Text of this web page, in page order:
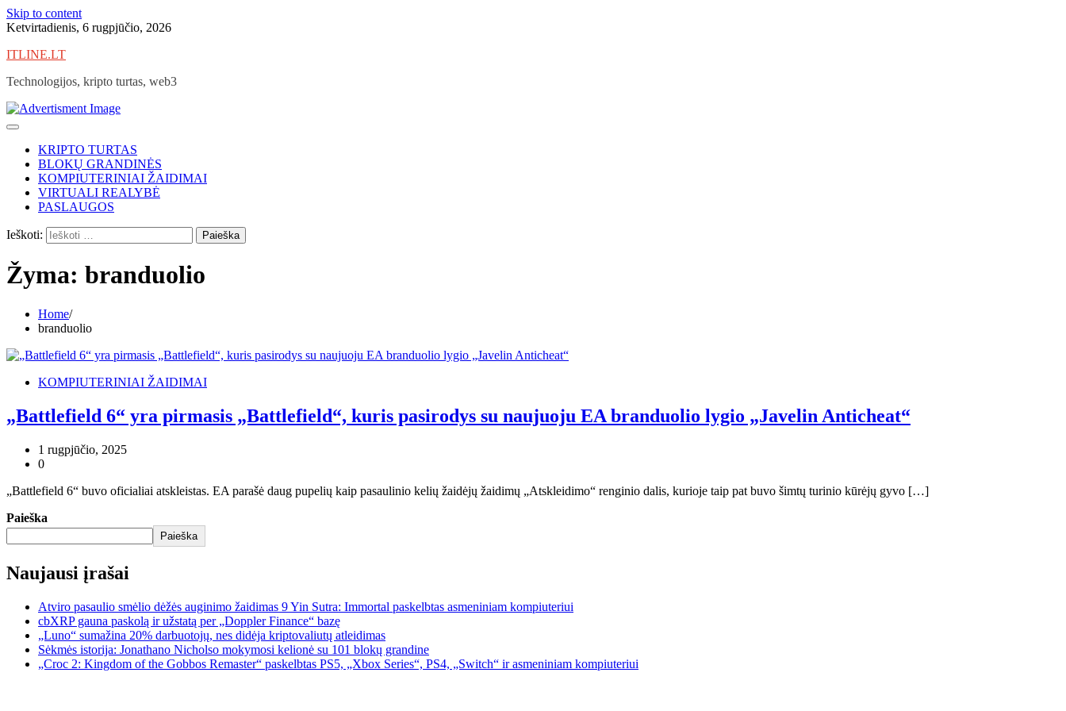
Skip to content
Ketvirtadienis, 6 rugpjūčio, 2026
ITLINE.LT
Technologijos, kripto turtas, web3
KRIPTO TURTAS
BLOKŲ GRANDINĖS
KOMPIUTERINIAI ŽAIDIMAI
VIRTUALI REALYBĖ
PASLAUGOS
Ieškoti:
Žyma: branduolio
Home
branduolio
KOMPIUTERINIAI ŽAIDIMAI
„Battlefield 6“ yra pirmasis „Battlefield“, kuris pasirodys su naujuoju EA branduolio lygio „Javelin Anticheat“
1 rugpjūčio, 2025
0
„Battlefield 6“ buvo oficialiai atskleistas. EA parašė daug pupelių kaip pasaulinio kelių žaidėjų žaidimų „Atskleidimo“ renginio dalis, kurioje taip pat buvo šimtų turinio kūrėjų gyvo […]
Paieška
Paieška
Naujausi įrašai
Atviro pasaulio smėlio dėžės auginimo žaidimas 9 Yin Sutra: Immortal paskelbtas asmeniniam kompiuteriui
cbXRP gauna paskolą ir užstatą per „Doppler Finance“ bazę
„Luno“ sumažina 20% darbuotojų, nes didėja kriptovaliutų atleidimas
Sėkmės istorija: Jonathano Nicholso mokymosi kelionė su 101 blokų grandine
„Croc 2: Kingdom of the Gobbos Remaster“ paskelbtas PS5, „Xbox Series“, PS4, „Switch“ ir asmeniniam kompiuteriui